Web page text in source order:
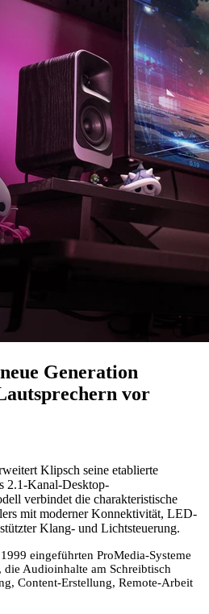
Generation
vor
Klipsch seine etablierte
2.1-Kanal-Desktop-
verbindet die charakteristische
mit moderner Konnektivität, LED-
Klang- und Lichtsteuerung.
eingeführten ProMedia-Systeme
Audioinhalte am Schreibtisch
Content-Erstellung, Remote-Arbeit